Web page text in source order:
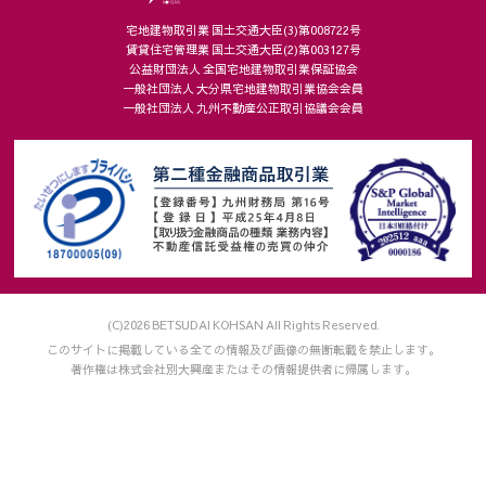
宅地建物取引業 国土交通大臣(3)第008722号
賃貸住宅管理業 国土交通大臣(2)第003127号
公益財団法人 全国宅地建物取引業保証協会
一般社団法人 大分県宅地建物取引業協会会員
一般社団法人 九州不動産公正取引協議会会員
(C)2026 BETSUDAI KOHSAN All Rights Reserved.
このサイトに掲載している全ての情報及び画像の無断転載を禁止します。
著作権は株式会社別大興産またはその情報提供者に帰属します。